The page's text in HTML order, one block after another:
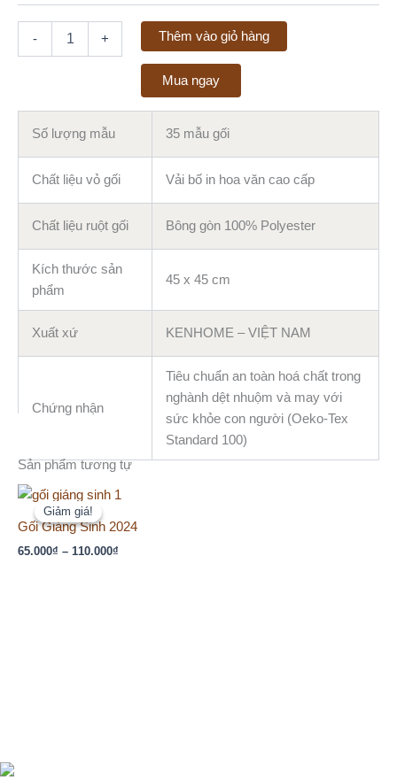
- + Thêm vào giỏ hàng
Mua ngay
Số lượng mẫu 35 mẫu gối
Chất liệu vỏ gối Vải bố in hoa văn cao cấp
Chất liệu ruột gối Bông gòn 100% Polyester
Kích thước sản
phẩm
45 x 45 cm
Xuất xứ KENHOME – VIỆT NAM
Chứng nhận
Tiêu chuẩn an toàn hoá chất trong
nghành dệt nhuộm và may với
sức khỏe con người (Oeko-Tex
Standard 100)
Sản phẩm tương tự
Giảm giá!
Giảm giá!
Gối Giáng Sinh 2024
65.000₫ – 110.000₫
Khoảng
từ